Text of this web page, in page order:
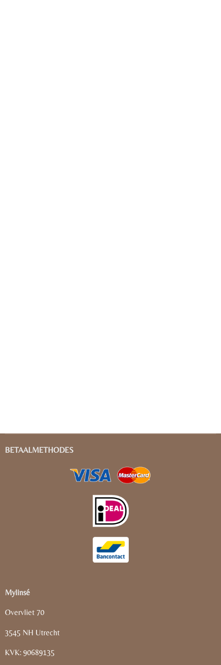
BETAALMETHODES
Mylinsé
Overvliet 70
3545 NH Utrecht
KVK: 90689135